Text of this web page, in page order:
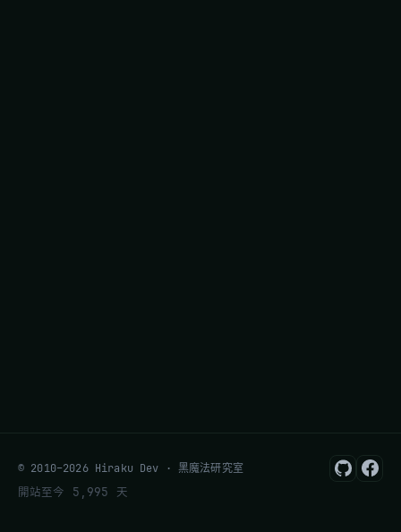
© 2010–2026 Hiraku Dev · 黑魔法研究室
開站至今 5,995 天